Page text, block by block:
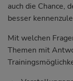
auch die Chance,
besser
Mit welchen
Themen mit